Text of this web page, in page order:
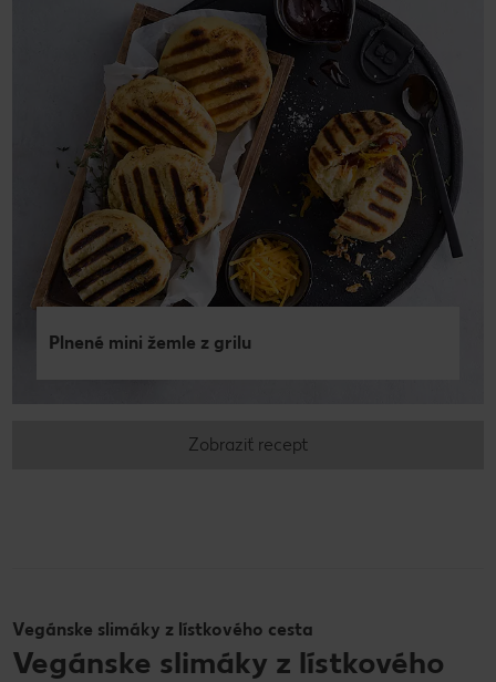
Plnené mini žemle z grilu
Zobraziť recept
Vegánske slimáky z lístkového cesta
Vegánske slimáky z lístkového